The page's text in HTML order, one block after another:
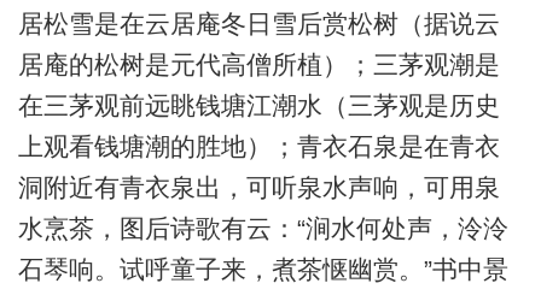
居松雪是在云居庵冬日雪后赏松树（据说云
居庵的松树是元代高僧所植）；三茅观潮是
在三茅观前远眺钱塘江潮水（三茅观是历史
上观看钱塘潮的胜地）；青衣石泉是在青衣
洞附近有青衣泉出，可听泉水声响，可用泉
水烹茶，图后诗歌有云：“涧水何处声，泠泠
石琴响。试呼童子来，煮茶惬幽赏。”书中景